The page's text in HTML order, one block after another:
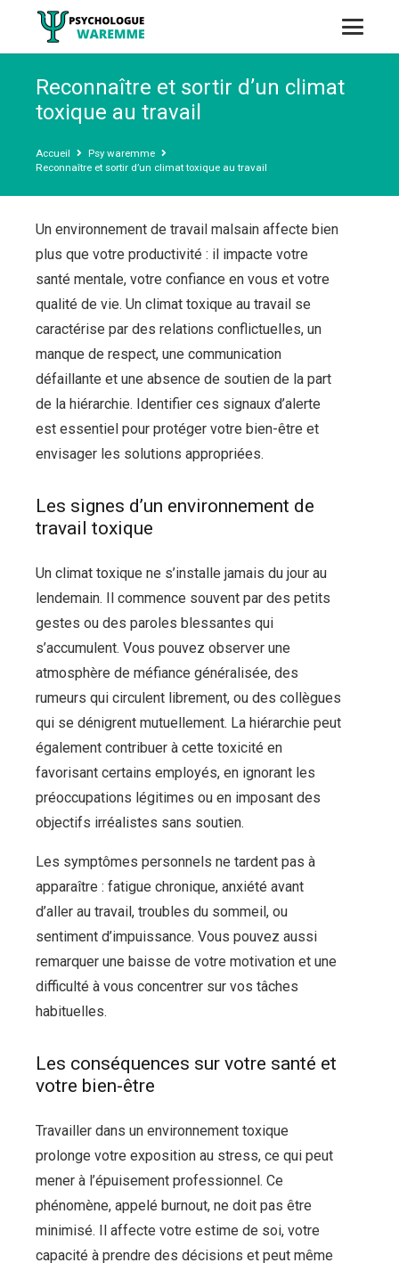
Reconnaître et sortir d’un climat
toxique au travail
Accueil
Psy waremme
Reconnaître et sortir d’un climat toxique au travail
Un environnement de travail malsain affecte bien
plus que votre productivité : il impacte votre
santé mentale, votre confiance en vous et votre
qualité de vie. Un climat toxique au travail se
caractérise par des relations conflictuelles, un
manque de respect, une communication
défaillante et une absence de soutien de la part
de la hiérarchie. Identifier ces signaux d’alerte
est essentiel pour protéger votre bien-être et
envisager les solutions appropriées.
Les signes d’un environnement de
travail toxique
Un climat toxique ne s’installe jamais du jour au
lendemain. Il commence souvent par des petits
gestes ou des paroles blessantes qui
s’accumulent. Vous pouvez observer une
atmosphère de méfiance généralisée, des
rumeurs qui circulent librement, ou des collègues
qui se dénigrent mutuellement. La hiérarchie peut
également contribuer à cette toxicité en
favorisant certains employés, en ignorant les
préoccupations légitimes ou en imposant des
objectifs irréalistes sans soutien.
Les symptômes personnels ne tardent pas à
apparaître : fatigue chronique, anxiété avant
d’aller au travail, troubles du sommeil, ou
sentiment d’impuissance. Vous pouvez aussi
remarquer une baisse de votre motivation et une
difficulté à vous concentrer sur vos tâches
habituelles.
Les conséquences sur votre santé et
votre bien-être
Travailler dans un environnement toxique
prolonge votre exposition au stress, ce qui peut
mener à l’épuisement professionnel. Ce
phénomène, appelé burnout, ne doit pas être
minimisé. Il affecte votre estime de soi, votre
capacité à prendre des décisions et peut même